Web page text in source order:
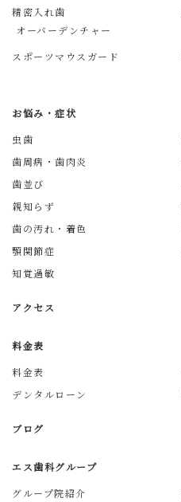
精密入れ歯
オーバーデンチャー
スポーツマウスガード
お悩み・症状
虫歯
歯周病・歯肉炎
歯並び
親知らず
歯の汚れ・着色
顎関節症
知覚過敏
アクセス
料金表
料金表
デンタルローン
ブログ
エス歯科グループ
グループ院紹介